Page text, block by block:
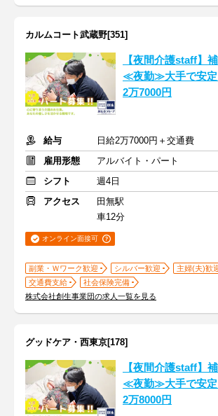
カルムコート武蔵野[351]
【夜間介護staff】
≪夜勤≫大手で安定
2万7000円
給与
日給2万7000円＋交通費
雇用形態
アルバイト・パート
シフト
週4日
アクセス
田無駅
車12分
オンライン面接可
副業・Ｗワーク歓迎 シルバー歓迎
主婦(夫)歓
交通費支給
社会保険完備
株式会社創生事業団の求人一覧を見る
グッドケア・西東京[178]
【夜間介護staff】
≪夜勤≫大手で安定
2万8000円